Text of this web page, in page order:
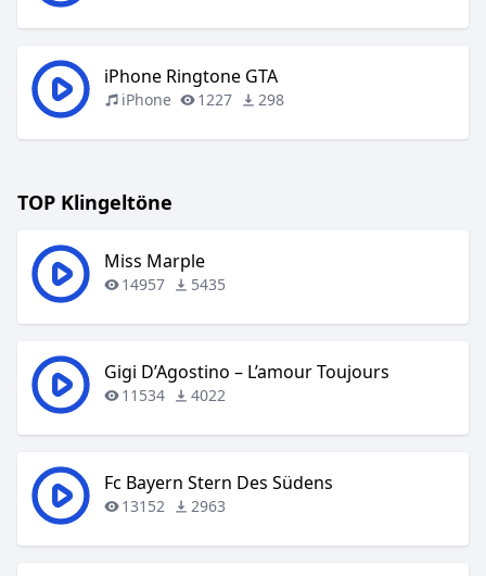
iPhone Ringtone GTA
iPhone 1227 298
TOP Klingeltöne
Miss Marple
14957 5435
Gigi D’Agostino – L’amour Toujours
11534 4022
Fc Bayern Stern Des Südens
13152 2963